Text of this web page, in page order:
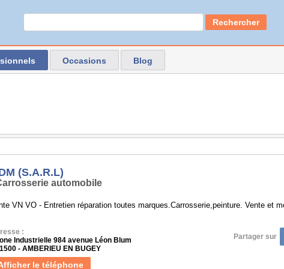
Rechercher
Occasions Blog
(S.A.R.L)
automobile
VN VO - Entretien réparation toutes marques.Carrosserie,peinture. Vente et
:
Industrielle 984 avenue Léon Blum
- AMBERIEU EN BUGEY
le téléphone
Partager sur